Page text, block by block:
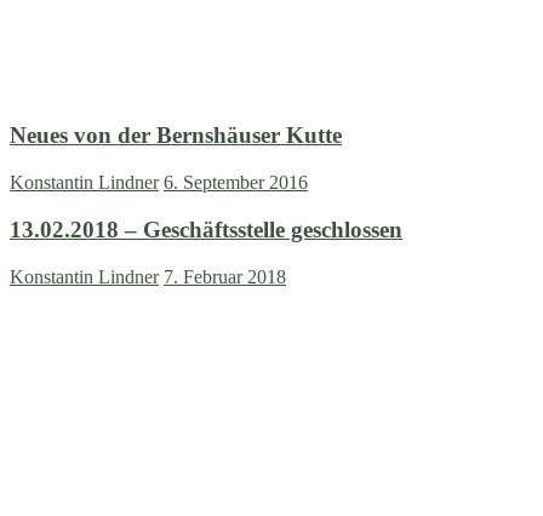
Neues von der Bernshäuser Kutte
Konstantin Lindner 6. September 2016
13.02.2018 – Geschäftsstelle geschlossen
Konstantin Lindner 7. Februar 2018